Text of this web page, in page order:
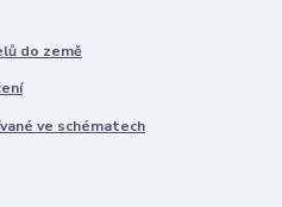
do země
ve schématech